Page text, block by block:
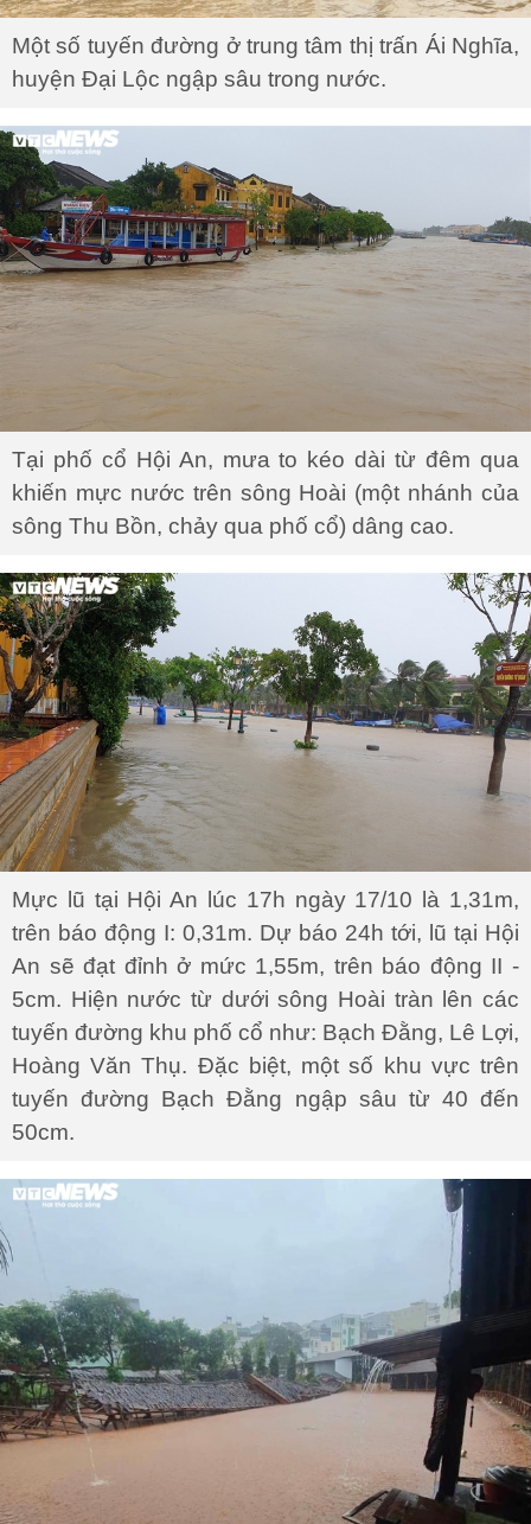
Một số tuyến đường ở trung tâm thị trấn Ái Nghĩa,
huyện Đại Lộc ngập sâu trong nước.
Tại phố cổ Hội An, mưa to kéo dài từ đêm qua
khiến mực nước trên sông Hoài (một nhánh của
sông Thu Bồn, chảy qua phố cổ) dâng cao.
Mực lũ tại Hội An lúc 17h ngày 17/10 là 1,31m,
trên báo động I: 0,31m. Dự báo 24h tới, lũ tại Hội
An sẽ đạt đỉnh ở mức 1,55m, trên báo động II -
5cm. Hiện nước từ dưới sông Hoài tràn lên các
tuyến đường khu phố cổ như: Bạch Đằng, Lê Lợi,
Hoàng Văn Thụ. Đặc biệt, một số khu vực trên
tuyến đường Bạch Đằng ngập sâu từ 40 đến
50cm.